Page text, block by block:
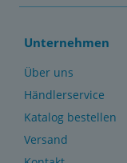
Unternehmen
Über uns
Händlerservice
Katalog bestellen
Versand